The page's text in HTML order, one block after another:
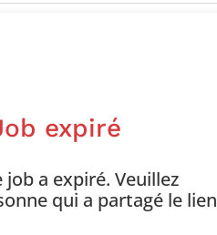
expiré
a expiré. Veuillez
qui a partagé le lien